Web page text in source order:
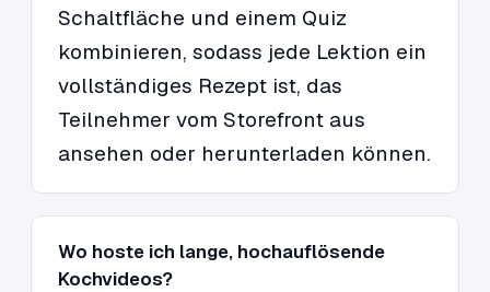
Schaltfläche und einem Quiz
kombinieren, sodass jede Lektion ein
vollständiges Rezept ist, das
Teilnehmer vom Storefront aus
ansehen oder herunterladen können.
Wo hoste ich lange, hochauflösende
Kochvideos?